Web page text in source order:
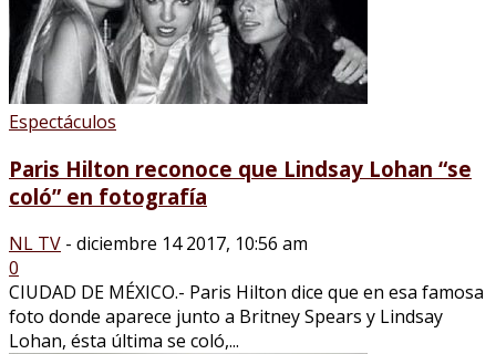
Espectáculos
Paris Hilton reconoce que Lindsay Lohan “se
coló” en fotografía
NL TV - diciembre 14 2017, 10:56 am
0
CIUDAD DE MÉXICO.- Paris Hilton dice que en esa famosa
foto donde aparece junto a Britney Spears y Lindsay
Lohan, ésta última se coló,...